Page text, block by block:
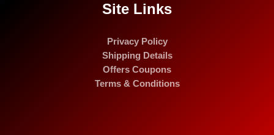
Site Links
Privacy Policy
Shipping Details
Offers Coupons
Terms & Conditions